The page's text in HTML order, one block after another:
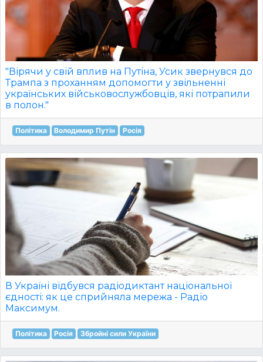
"Вірячи у свій вплив на Путіна, Усик звернувся до
Трампа з проханням допомогти у звільненні
українських військовослужбовців, які потрапили
в полон."
Політика Володимир Путін Росія
В Україні відбувся радіодиктант національної
єдності: як це сприйняла мережа - Радіо
Максимум.
Політика Росія Збройні сили України